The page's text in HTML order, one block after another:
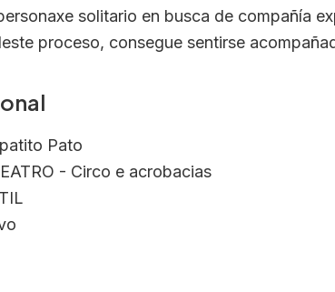
solitario en busca de compañía
proceso, consegue sentirse
Pato
- Circo e acrobacias